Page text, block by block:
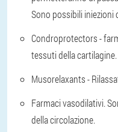
Sono possibili iniezioni
Condroprotectors -
tessuti della cartilagine.
Musorelaxants -
Farmaci vasodilativi.
della circolazione.